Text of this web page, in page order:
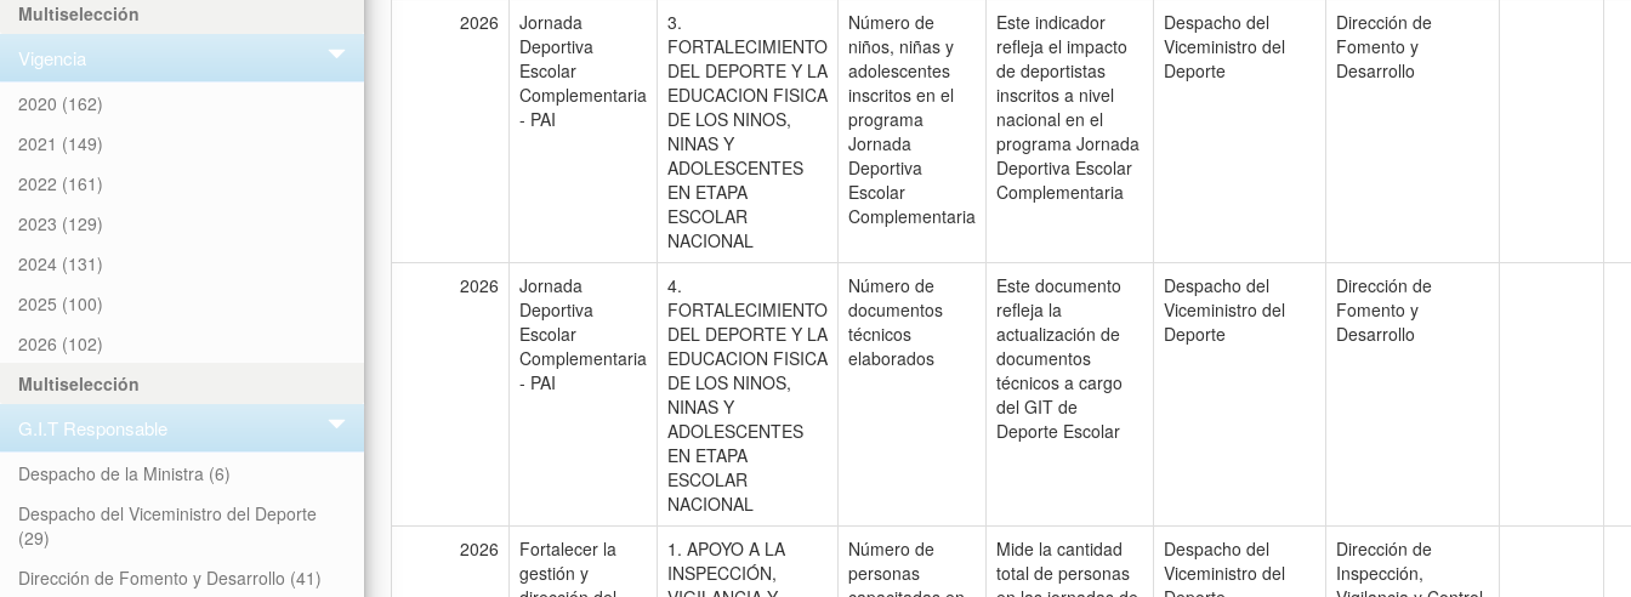
Multiselección
Vigencia
2020 (162)
2021 (149)
2022 (161)
2023 (129)
2024 (131)
2025 (100)
2026 (102)
Multiselección
G.I.T Responsable
Despacho de la Ministra (6)
Despacho del Viceministro del Deporte
(29)
Dirección de Fomento y Desarrollo (41)
2026
Jornada
Deportiva
Escolar
Complementaria
- PAI
3.
FORTALECIMIENTO
DEL DEPORTE Y LA
EDUCACION FISICA
DE LOS NINOS,
NINAS Y
ADOLESCENTES
EN ETAPA
ESCOLAR
NACIONAL
Número de
niños, niñas y
adolescentes
inscritos en el
programa
Jornada
Deportiva
Escolar
Complementaria
Este indicador
refleja el impacto
de deportistas
inscritos a nivel
nacional en el
programa Jornada
Deportiva Escolar
Complementaria
Despacho del
Viceministro del
Deporte
Dirección de
Fomento y
Desarrollo
2026
Jornada
Deportiva
Escolar
Complementaria
- PAI
4.
FORTALECIMIENTO
DEL DEPORTE Y LA
EDUCACION FISICA
DE LOS NINOS,
NINAS Y
ADOLESCENTES
EN ETAPA
ESCOLAR
NACIONAL
Número de
documentos
técnicos
elaborados
Este documento
refleja la
actualización de
documentos
técnicos a cargo
del GIT de
Deporte Escolar
Despacho del
Viceministro del
Deporte
Dirección de
Fomento y
Desarrollo
2026
Fortalecer la
gestión y
1. APOYO A LA
INSPECCIÓN,
Número de
personas
Mide la cantidad
total de personas
Despacho del
Viceministro del
Dirección de
Inspección,